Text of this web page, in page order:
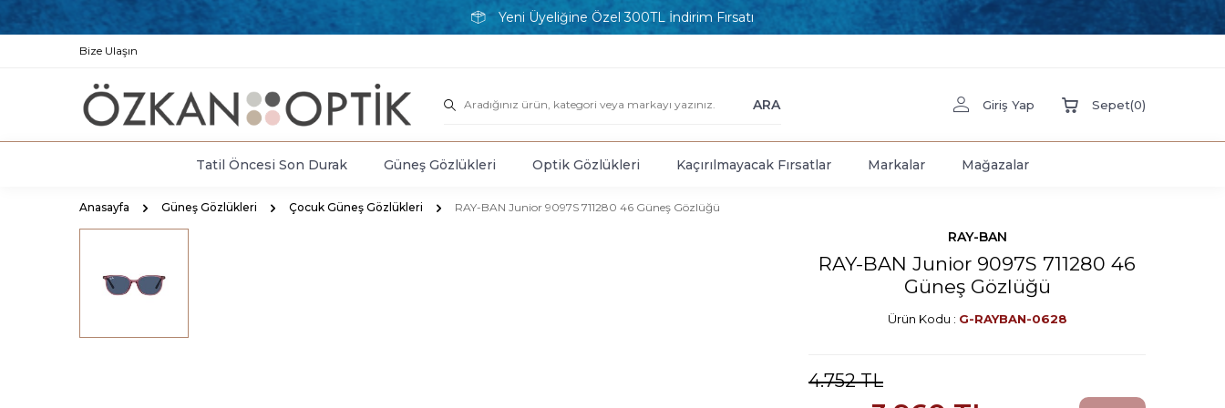
Yeni Üyeliğine Özel 300TL İndirim Fırsatı
Bize Ulaşın
ARA Giriş Yap Sepet(0)
Tatil Öncesi Son Durak Güneş Gözlükleri Optik Gözlükleri Kaçırılmayacak Fırsatlar Markalar Mağazalar
Anasayfa Güneş Gözlükleri Çocuk Güneş Gözlükleri RAY-BAN Junior 9097S 711280 46 Güneş Gözlüğü
RAY-BAN
RAY-BAN Junior 9097S 711280 46
Güneş Gözlüğü
Ürün Kodu : G-RAYBAN-0628
4.752TL